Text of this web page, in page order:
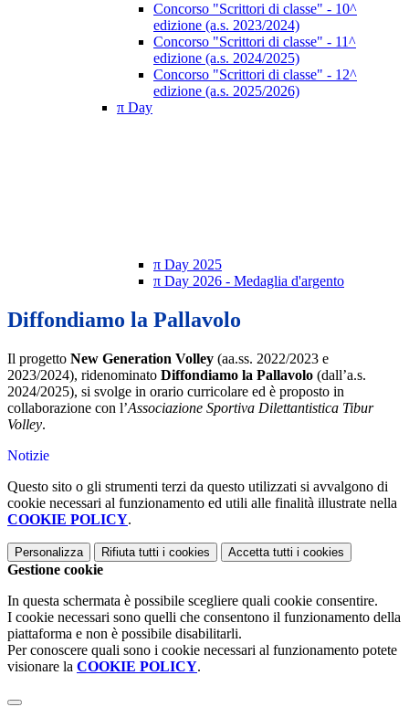
Concorso "Scrittori di classe" - 10^
edizione (a.s. 2023/2024)
Concorso "Scrittori di classe" - 11^
edizione (a.s. 2024/2025)
Concorso "Scrittori di classe" - 12^
edizione (a.s. 2025/2026)
π Day
π Day 2025
π Day 2026 - Medaglia d'argento
Diffondiamo la Pallavolo
Il progetto New Generation Volley (aa.ss. 2022/2023 e
2023/2024), ridenominato Diffondiamo la Pallavolo (dall’a.s.
2024/2025), si svolge in orario curricolare ed è proposto in
collaborazione con l’Associazione Sportiva Dilettantistica Tibur
Volley.
Notizie
Questo sito o gli strumenti terzi da questo utilizzati si avvalgono di
cookie necessari al funzionamento ed utili alle finalità illustrate nella
COOKIE POLICY.
Personalizza Rifiuta tutti i cookies Accetta tutti i cookies
Gestione cookie
In questa schermata è possibile scegliere quali cookie consentire.
I cookie necessari sono quelli che consentono il funzionamento della
piattaforma e non è possibile disabilitarli.
Per conoscere quali sono i cookie necessari al funzionamento potete
visionare la COOKIE POLICY.